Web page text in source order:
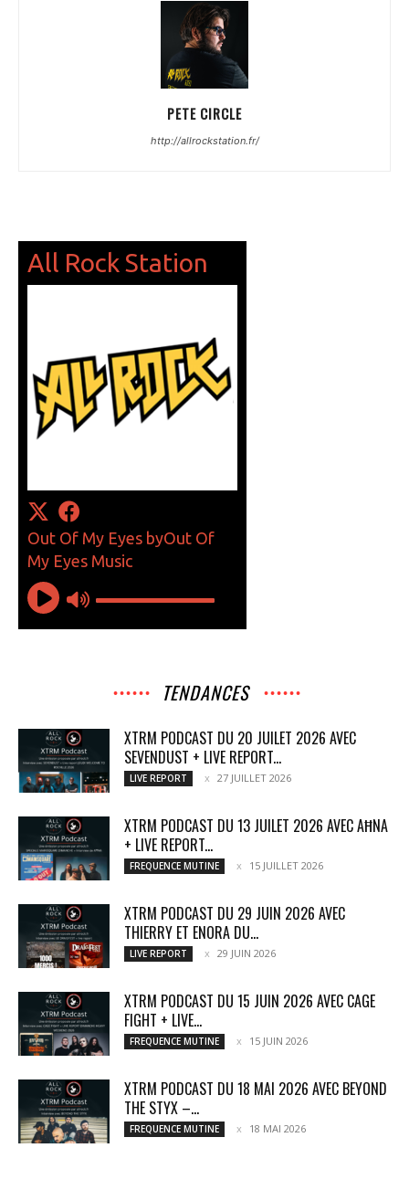
PETE CIRCLE
http://allrockstation.fr/
TENDANCES
XTRM PODCAST DU 20 JUILET 2026 AVEC
SEVENDUST + LIVE REPORT...
LIVE REPORT 27 JUILLET 2026
XTRM PODCAST DU 13 JUILET 2026 AVEC AĦNA
+ LIVE REPORT...
FREQUENCE MUTINE 15 JUILLET 2026
XTRM PODCAST DU 29 JUIN 2026 AVEC
THIERRY ET ENORA DU...
LIVE REPORT 29 JUIN 2026
XTRM PODCAST DU 15 JUIN 2026 AVEC CAGE
FIGHT + LIVE...
FREQUENCE MUTINE 15 JUIN 2026
XTRM PODCAST DU 18 MAI 2026 AVEC BEYOND
THE STYX –...
FREQUENCE MUTINE 18 MAI 2026